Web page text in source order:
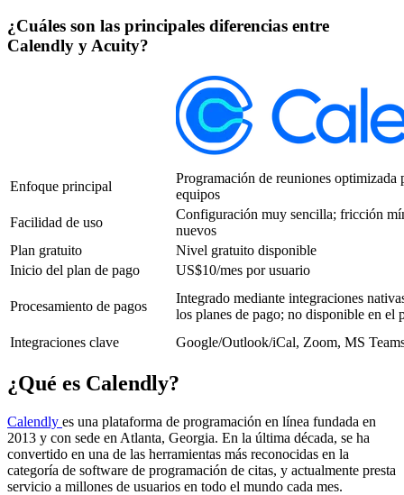
¿Cuáles son las principales diferencias entre
Calendly y Acuity?
Enfoque principal
Programación de reuniones optimizada
equipos
Facilidad de uso
Configuración muy sencilla; fricción
nuevos
Plan gratuito
Nivel gratuito disponible
Inicio del plan de pago
US$10/mes por usuario
Procesamiento de pagos
Integrado mediante integraciones
los planes de pago; no disponible en el
Integraciones clave
Google/Outlook/iCal, Zoom, MS
¿Qué es Calendly?
Calendly es una plataforma de programación en línea fundada en
2013 y con sede en Atlanta, Georgia. En la última década, se ha
convertido en una de las herramientas más reconocidas en la
categoría de software de programación de citas, y actualmente presta
servicio a millones de usuarios en todo el mundo cada mes.